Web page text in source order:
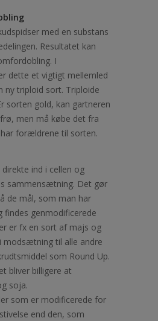
med en substans
Resultatet kan
I
dette et vigtigt mellemled
ny triploid sort. Triploide
sorten gold, kan gartneren
men må købe det fra
forældrene til sorten.
ind i cellen og
sammensætning. Det gør
de mål, som man har
findes genmodificerede
er fx en sort af majs og
modsætning til alle andre
som Round Up.
bliver billigere at
soja.
som er modificerede for
end den, som